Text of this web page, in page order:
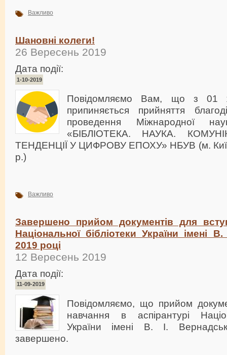
Важливо
Шановні колеги!
26 Вересень 2019
Дата події:
1-10-2019
Повідомляємо Вам, що з 01
припиняється прийняття
проведення Міжнародної
«БІБЛІОТЕКА. НАУКА.
ТЕНДЕНЦІЇ У ЦИФРОВУ ЕПОХУ» НБУВ (м.
р.)
Важливо
Завершено прийом документів для
Національної бібліотеки України імені
2019 році
12 Вересень 2019
Дата події:
11-09-2019
Повідомляємо, що прийом
навчання в аспірантурі
України імені В. І.
завершено.